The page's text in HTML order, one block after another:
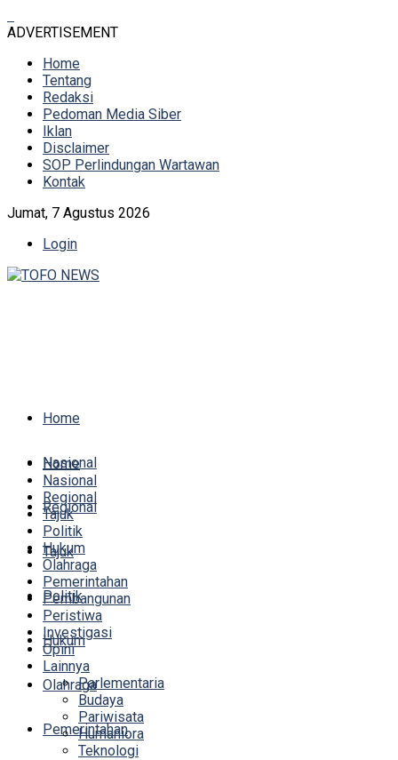
ADVERTISEMENT
Home
Tentang
Redaksi
Pedoman Media Siber
Iklan
Disclaimer
SOP Perlindungan Wartawan
Kontak
Jumat, 7 Agustus 2026
Login
Home
Nasional
Regional
Tajuk
Politik
Hukum
Olahraga
Pemerintahan
Home
Nasional
Regional
Tajuk
Politik
Hukum
Olahraga
Pemerintahan
Pembangunan
Peristiwa
Investigasi
Opini
Lainnya
Parlementaria
Budaya
Pariwisata
Humaniora
Teknologi